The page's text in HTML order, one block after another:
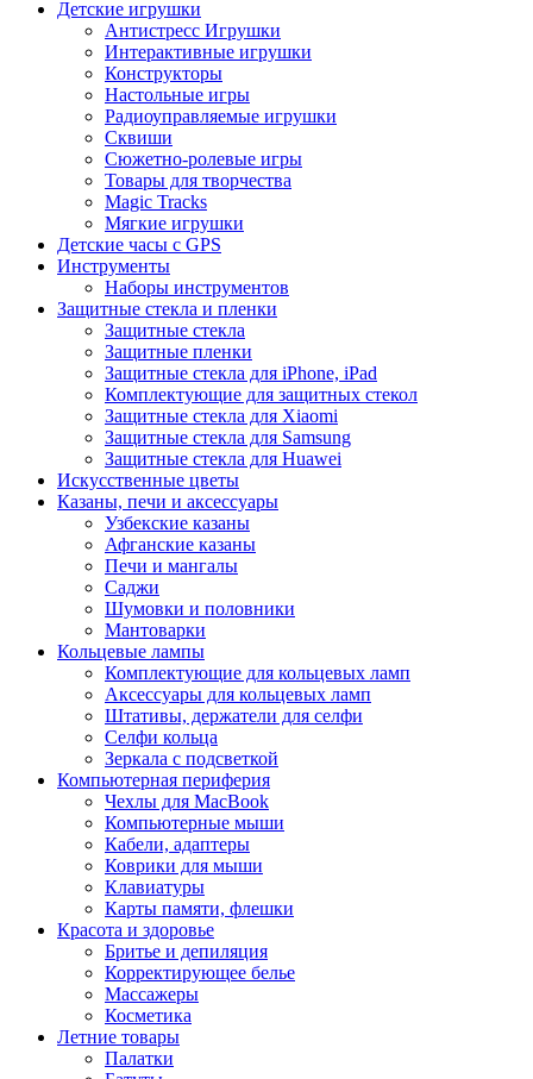
Детские игрушки
Антистресс Игрушки
Интерактивные игрушки
Конструкторы
Настольные игры
Радиоуправляемые игрушки
Сквиши
Сюжетно-ролевые игры
Товары для творчества
Magic Tracks
Мягкие игрушки
Детские часы с GPS
Инструменты
Наборы инструментов
Защитные стекла и пленки
Защитные стекла
Защитные пленки
Защитные стекла для iPhone, iPad
Комплектующие для защитных стекол
Защитные стекла для Xiaomi
Защитные стекла для Samsung
Защитные стекла для Huawei
Искусственные цветы
Казаны, печи и аксессуары
Узбекские казаны
Афганские казаны
Печи и мангалы
Саджи
Шумовки и половники
Мантоварки
Кольцевые лампы
Комплектующие для кольцевых ламп
Аксессуары для кольцевых ламп
Штативы, держатели для селфи
Селфи кольца
Зеркала с подсветкой
Компьютерная периферия
Чехлы для MacBook
Компьютерные мыши
Кабели, адаптеры
Коврики для мыши
Клавиатуры
Карты памяти, флешки
Красота и здоровье
Бритье и депиляция
Корректирующее белье
Массажеры
Косметика
Летние товары
Палатки